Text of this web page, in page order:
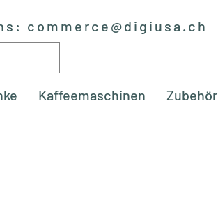
commerce@digiusa.ch
Kaffeemaschinen Zubehör